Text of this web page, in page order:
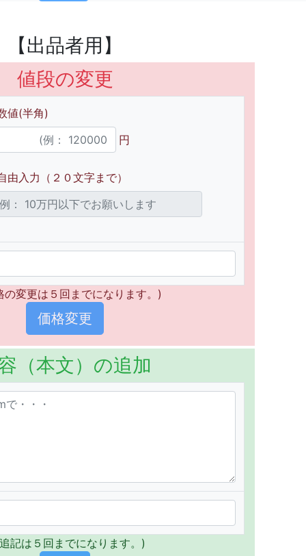
【出品者用】
値段の変更
値(半角)
円
由入力（２０文字まで）
の変更は５回までになります。)
（本文）の追加
記は５回までになります。)